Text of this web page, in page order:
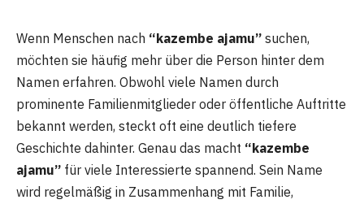
Wenn Menschen nach “kazembe ajamu” suchen,
möchten sie häufig mehr über die Person hinter dem
Namen erfahren. Obwohl viele Namen durch
prominente Familienmitglieder oder öffentliche Auftritte
bekannt werden, steckt oft eine deutlich tiefere
Geschichte dahinter. Genau das macht “kazembe
ajamu” für viele Interessierte spannend. Sein Name
wird regelmäßig in Zusammenhang mit Familie,